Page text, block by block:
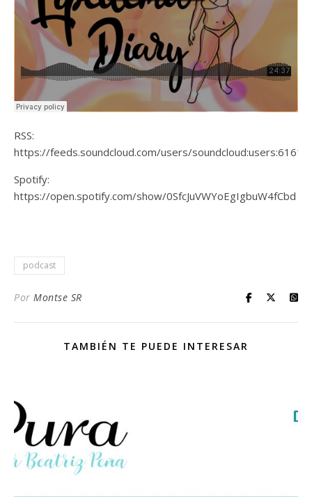
RSS:
https://feeds.soundcloud.com/users/
Spotify:
https://open.spotify.com/show/0SfcJuVWYoEgIgbuW4fCbd
podcast
Por Montse SR
TAMBIÉN TE PUEDE INTERESAR